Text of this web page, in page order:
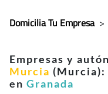
Domicilia Tu Empresa >
Empresas y
Murcia
en Granada